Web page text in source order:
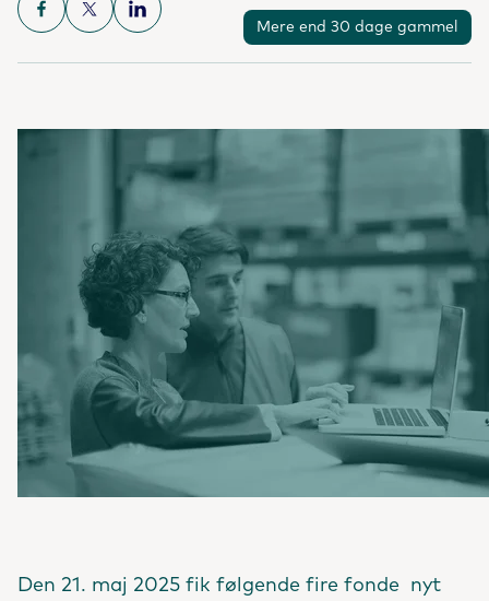
Mere end 30 dage gammel
Den 21. maj 2025 fik følgende fire fonde nyt